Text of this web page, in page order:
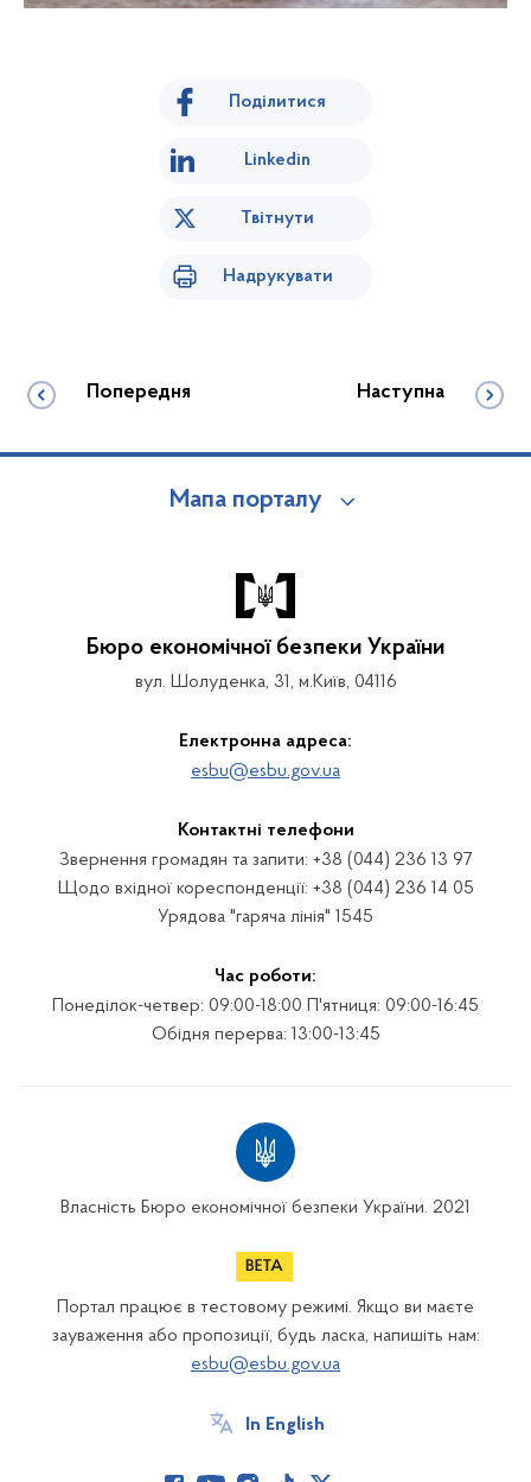
Поділитися
Linkedin
Твітнути
Надрукувати
Попередня Наступна
Мапа порталу
Бюро економічної безпеки України
вул. Шолуденка, 31, м.Київ, 04116
Електронна адреса:
esbu@esbu.gov.ua
Контактні телефони
Звернення громадян та запити: +38 (044) 236 13 97
Щодо вхідної кореспонденції: +38 (044) 236 14 05
Урядова "гаряча лінія" 1545
Час роботи:
Понеділок-четвер: 09:00-18:00 П'ятниця: 09:00-16:45
Обідня перерва: 13:00-13:45
Власність Бюро економічної безпеки України. 2021
Портал працює в тестовому режимі. Якщо ви маєте
зауваження або пропозиції, будь ласка, напишіть нам:
esbu@esbu.gov.ua
In English